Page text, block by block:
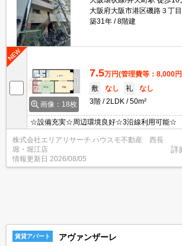
大阪府大阪市港区磯路３丁目
築31年
8階建
画像：18枚
7.5万円(管理費等：8,000
敷
なし 礼
なし
3階
2LDK 50m²
☆設備充実☆周辺環境良好☆3沿線利用可能☆
株式会社エリアリサーチ ハウスモ不動産 西長
堀・堀江店
情報更新日 2026/08/05
詳
賃貸アパート アヴァンザーレ